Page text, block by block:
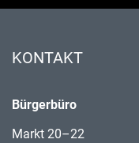
KONTAKT
Bürgerbüro
Markt 20–22